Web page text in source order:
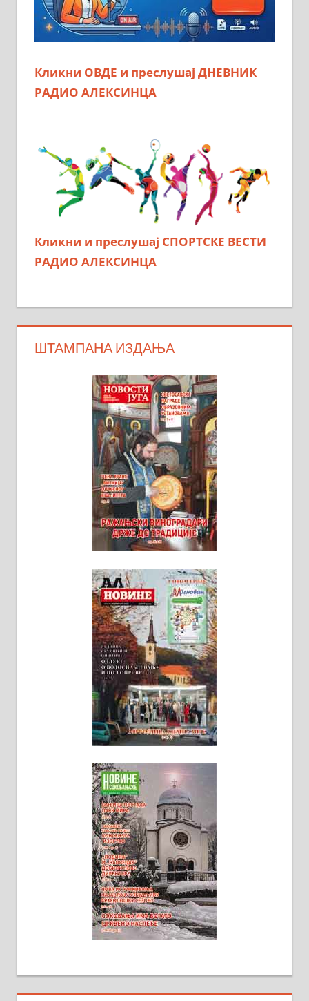
Кликни ОВДЕ и преслушај ДНЕВНИК
РАДИО АЛЕКСИНЦА
Кликни и преслушај СПОРТСКЕ ВЕСТИ
РАДИО АЛЕКСИНЦА
ШТАМПАНА ИЗДАЊА